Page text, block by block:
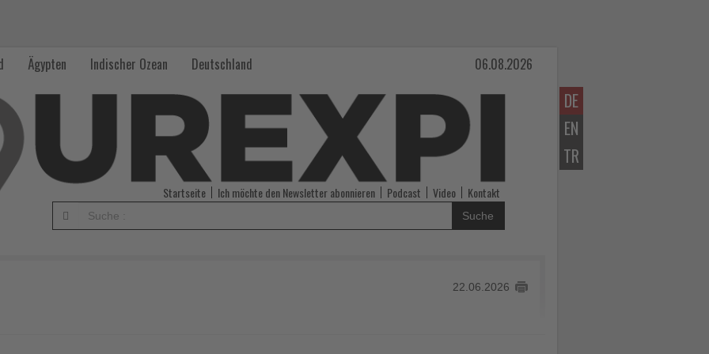
DE
EN
TR
Ägypten Indischer Ozean Deutschland 06.08.2026
Startseite Ich möchte den Newsletter abonnieren Podcast Video Kontakt
Suche
22.06.2026